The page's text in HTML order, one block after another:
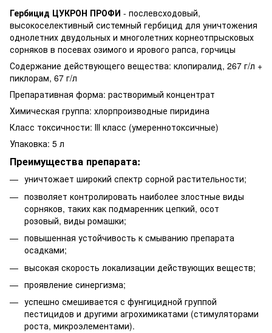
Гербицид ЦУКРОН ПРОФИ - послевсходовый,
высокоселективный системный гербицид для уничтожения
однолетних двудольных и многолетних корнеотпрысковых
сорняков в посевах озимого и ярового рапса, горчицы
Содержание действующего вещества: клопиралид, 267 г/л +
пиклорам, 67 г/л
Препаративная форма: растворимый концентрат
Химическая группа: хлорпроизводные пиридина
Класс токсичности: ІІІ класс (умереннотоксичные)
Упаковка: 5 л
Преимущества препарата:
уничтожает широкий спектр сорной растительности;
позволяет контролировать наиболее злостные виды
сорняков, таких как подмаренник цепкий, осот
розовый, виды ромашки;
повышенная устойчивость к смыванию препарата
осадками;
высокая скорость локализации действующих веществ;
проявление синергизма;
успешно смешивается с фунгицидной группой
пестицидов и другими агрохимикатами (стимуляторами
роста, микроэлементами).